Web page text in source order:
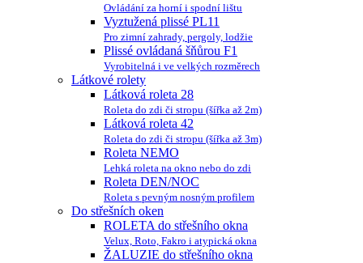
Ovládání za horní i spodní lištu
Vyztužená plissé PL11
Pro zimní zahrady, pergoly, lodžie
Plissé ovládaná šňůrou F1
Vyrobitelná i ve velkých rozměrech
Látkové rolety
Látková roleta 28
Roleta do zdi či stropu (šířka až 2m)
Látková roleta 42
Roleta do zdi či stropu (šířka až 3m)
Roleta NEMO
Lehká roleta na okno nebo do zdi
Roleta DEN/NOC
Roleta s pevným nosným profilem
Do střešních oken
ROLETA do střešního okna
Velux, Roto, Fakro i atypická okna
ŽALUZIE do střešního okna